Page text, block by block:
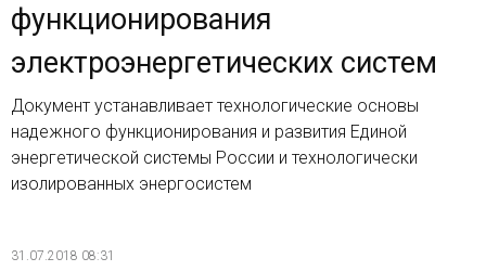
функционирования
электроэнергетических систем
Документ устанавливает технологические основы
надежного функционирования и развития Единой
энергетической системы России и технологически
изолированных энергосистем
31.07.2018 08:31